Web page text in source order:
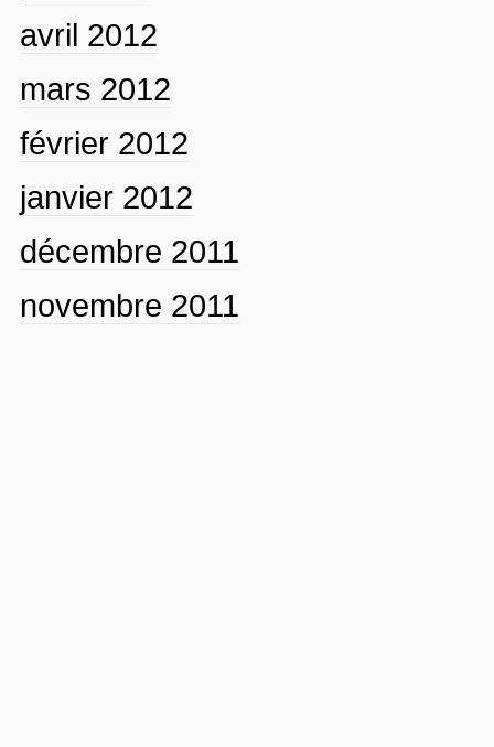
avril 2012
mars 2012
février 2012
janvier 2012
décembre 2011
novembre 2011